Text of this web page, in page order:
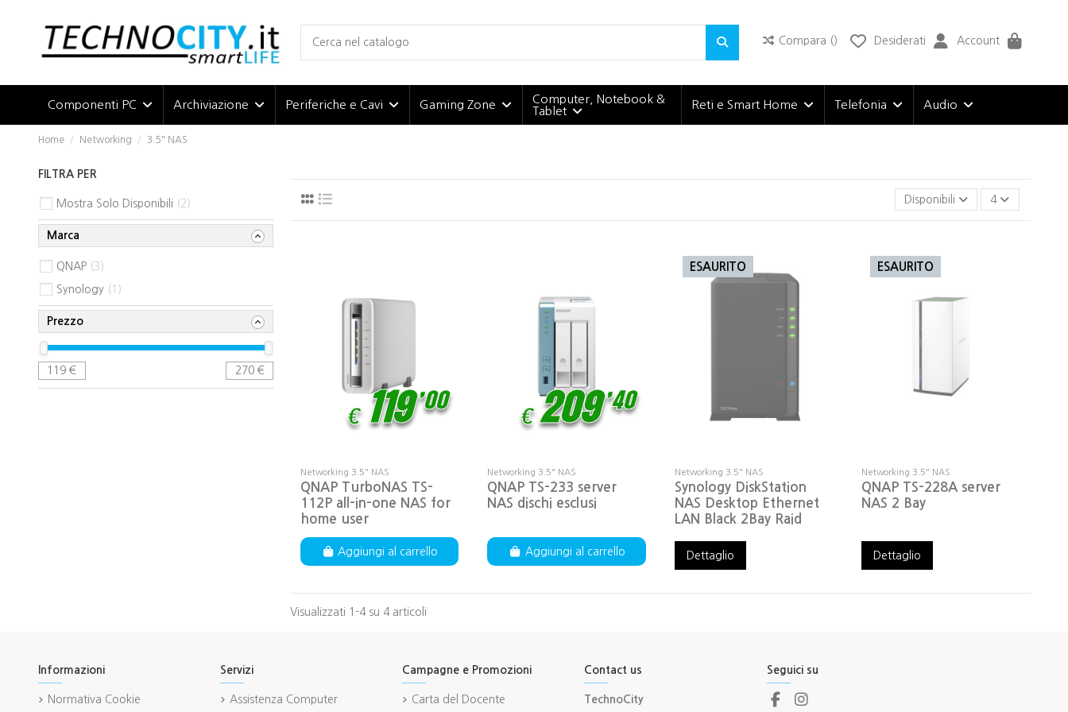
Compara ( ) Desiderati Account
Componenti PC Archiviazione Periferiche e Cavi Gaming Zone
Computer, Notebook &
Tablet
Reti e Smart Home Telefonia Audio
Home Networking 3.5" NAS
Disponibili 4
€ 119
,
00
Networking 3.5" NAS
QNAP TurboNAS TS-
112P all-in-one NAS for
home user
Aggiungi al carrello
€ 209
,
40
Networking 3.5" NAS
QNAP TS-233 server
NAS dischi esclusi
Aggiungi al carrello
ESAURITO
Networking 3.5" NAS
Synology DiskStation
NAS Desktop Ethernet
LAN Black 2Bay Raid
Dettaglio
ESAURITO
Networking 3.5" NAS
QNAP TS-228A server
NAS 2 Bay
Dettaglio
Visualizzati 1-4 su 4 articoli
FILTRA PER
Mostra Solo Disponibili 2
Marca
QNAP 3
Synology 1
Prezzo
119 € 270€
Informazioni
Normativa Cookie
Servizi
Assistenza Computer
Campagne e Promozioni
Carta del Docente
Contact us
TechnoCity
Seguici su